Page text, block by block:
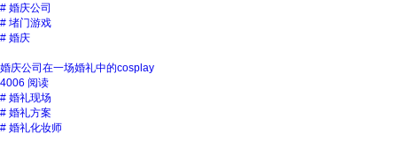
# 婚庆公司
# 堵门游戏
# 婚庆
婚庆公司在一场婚礼中的cosplay
4006 阅读
# 婚礼现场
# 婚礼方案
# 婚礼化妆师